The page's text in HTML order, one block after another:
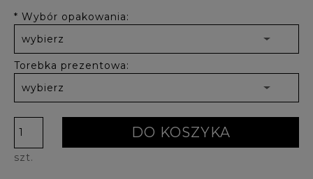
* Wybór opakowania:
Torebka prezentowa:
szt.
DO KOSZYKA